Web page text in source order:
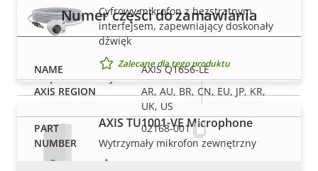
window IK08
Klasa IP IP66, IP67
Do przemalowywania Tak
Zrównoważony rozwój
BFR/CFR
free, PVC
free
Cyfrowy mikrofon z bezstratnym
interfejsem, zapewniający doskonały
dźwięk
Zalecane dla tego produktu
AXIS TU1001-VE Microphone
Wytrzymały mikrofon zewnętrzny
Numer części do zamawiania
AXIS Q1656-LE
AR, AU, BR, CN, EU, JP, KR,
UK, US
02168-001